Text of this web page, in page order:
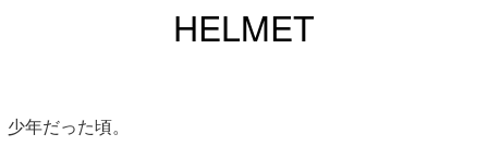
HELMET
少年だった頃。